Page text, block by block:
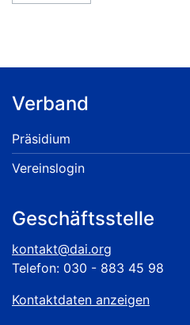
Verband
Präsidium
Vereinslogin
Geschäftsstelle
kontakt@dai.org
Telefon: 030 - 883 45 98
Kontaktdaten anzeigen